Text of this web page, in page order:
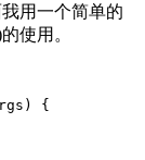
用一个简单的
使用。
{